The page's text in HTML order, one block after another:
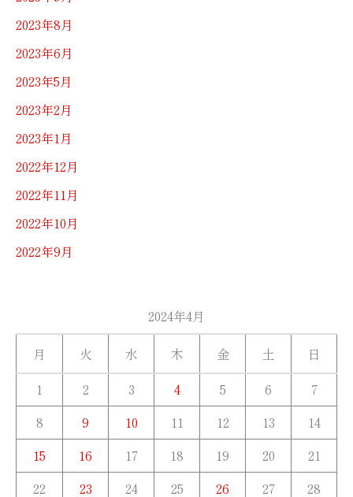
2023年8月
2023年6月
2023年5月
2023年2月
2023年1月
2022年12月
2022年11月
2022年10月
2022年9月
2024年4月
月
火 水 木 金 土
日
1
2 3 4 5 6
7
8
9 10 11 12 13
14
15
16 17 18 19 20
21
22
23 24 25 26 27
28